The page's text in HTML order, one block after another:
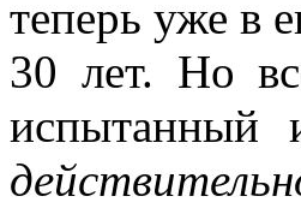
теперь уже в
30 лет. Но
испытанный